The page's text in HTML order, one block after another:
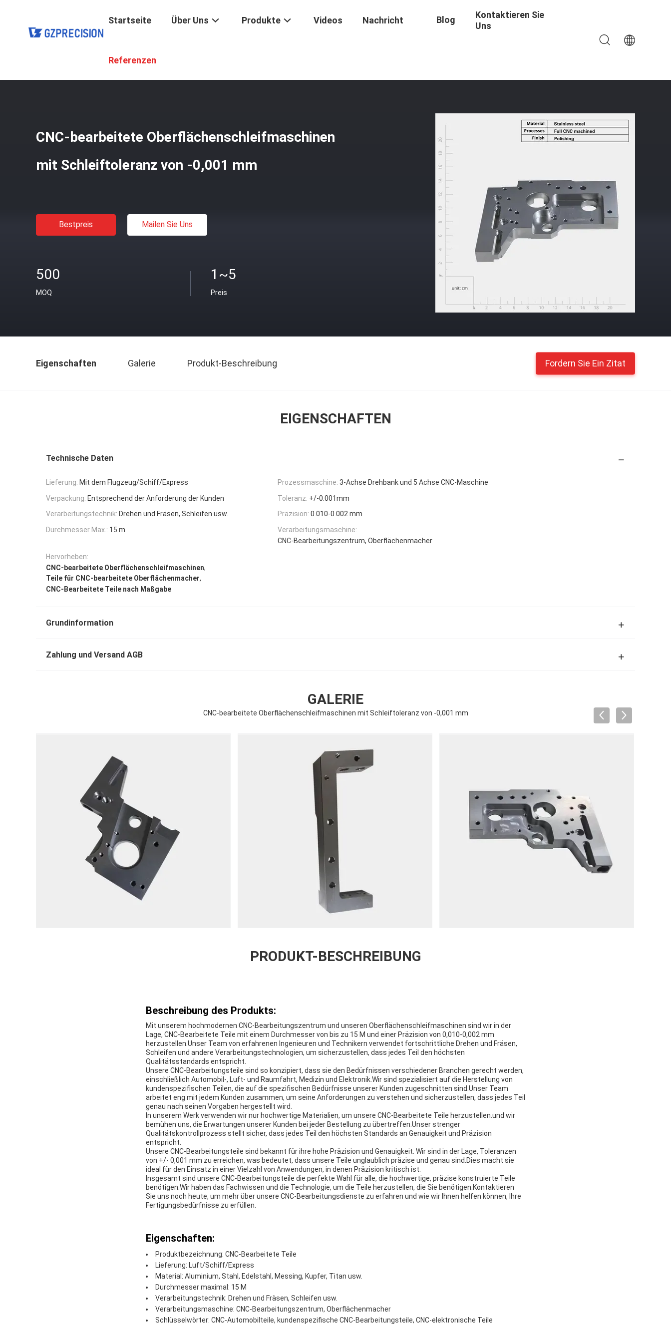
Startseite Über Uns Produkte Videos Nachricht Blog
Kontaktieren Sie
Uns
Referenzen
CNC-bearbeitete Oberflächenschleifmaschinen
mit Schleiftoleranz von -0,001 mm
Bestpreis Mailen Sie Uns
500
MOQ
1~5
Preis
Eigenschaften Galerie Produkt-Beschreibung Fordern Sie Ein Zitat
EIGENSCHAFTEN
Technische Daten
Lieferung: Mit dem Flugzeug/Schiff/Express Prozessmaschine: 3-Achse Drehbank und 5 Achse CNC-Maschine
Verpackung: Entsprechend der Anforderung der Kunden Toleranz: +/-0.001mm
Verarbeitungstechnik: Drehen und Fräsen, Schleifen usw. Präzision: 0.010-0.002 mm
Durchmesser Max.: 15 m
Verarbeitungsmaschine:
CNC-Bearbeitungszentrum, Oberflächenmacher
Hervorheben:
CNC-bearbeitete Oberflächenschleifmaschinen,
Teile für CNC-bearbeitete Oberflächenmacher,
CNC-Bearbeitete Teile nach Maßgabe
Grundinformation
Zahlung und Versand AGB
GALERIE
CNC-bearbeitete Oberflächenschleifmaschinen mit Schleiftoleranz von -0,001 mm
PRODUKT-BESCHREIBUNG
Beschreibung des Produkts:
Mit unserem hochmodernen CNC-Bearbeitungszentrum und unseren Oberflächenschleifmaschinen sind wir in der
Lage, CNC-Bearbeitete Teile mit einem Durchmesser von bis zu 15 M und einer Präzision von 0,010-0,002 mm
herzustellen.Unser Team von erfahrenen Ingenieuren und Technikern verwendet fortschrittliche Drehen und Fräsen,
Schleifen und andere Verarbeitungstechnologien, um sicherzustellen, dass jedes Teil den höchsten
Qualitätsstandards entspricht.
Unsere CNC-Bearbeitungsteile sind so konzipiert, dass sie den Bedürfnissen verschiedener Branchen gerecht werden,
einschließlich Automobil-, Luft- und Raumfahrt, Medizin und Elektronik.Wir sind spezialisiert auf die Herstellung von
kundenspezifischen Teilen, die auf die spezifischen Bedürfnisse unserer Kunden zugeschnitten sind.Unser Team
arbeitet eng mit jedem Kunden zusammen, um seine Anforderungen zu verstehen und sicherzustellen, dass jedes Teil
genau nach seinen Vorgaben hergestellt wird.
In unserem Werk verwenden wir nur hochwertige Materialien, um unsere CNC-Bearbeitete Teile herzustellen.und wir
bemühen uns, die Erwartungen unserer Kunden bei jeder Bestellung zu übertreffen.Unser strenger
Qualitätskontrollprozess stellt sicher, dass jedes Teil den höchsten Standards an Genauigkeit und Präzision
entspricht.
Unsere CNC-Bearbeitungsteile sind bekannt für ihre hohe Präzision und Genauigkeit. Wir sind in der Lage, Toleranzen
von +/- 0,001 mm zu erreichen, was bedeutet, dass unsere Teile unglaublich präzise und genau sind.Dies macht sie
ideal für den Einsatz in einer Vielzahl von Anwendungen, in denen Präzision kritisch ist.
Insgesamt sind unsere CNC-Bearbeitungsteile die perfekte Wahl für alle, die hochwertige, präzise konstruierte Teile
benötigen.Wir haben das Fachwissen und die Technologie, um die Teile herzustellen, die Sie benötigen.Kontaktieren
Sie uns noch heute, um mehr über unsere CNC-Bearbeitungsdienste zu erfahren und wie wir Ihnen helfen können, Ihre
Fertigungsbedürfnisse zu erfüllen.
Eigenschaften:
Produktbezeichnung: CNC-Bearbeitete Teile
Lieferung: Luft/Schiff/Express
Material: Aluminium, Stahl, Edelstahl, Messing, Kupfer, Titan usw.
Durchmesser maximal: 15 M
Verarbeitungstechnik: Drehen und Fräsen, Schleifen usw.
Verarbeitungsmaschine: CNC-Bearbeitungszentrum, Oberflächenmacher
Schlüsselwörter: CNC-Automobilteile, kundenspezifische CNC-Bearbeitungsteile, CNC-elektronische Teile